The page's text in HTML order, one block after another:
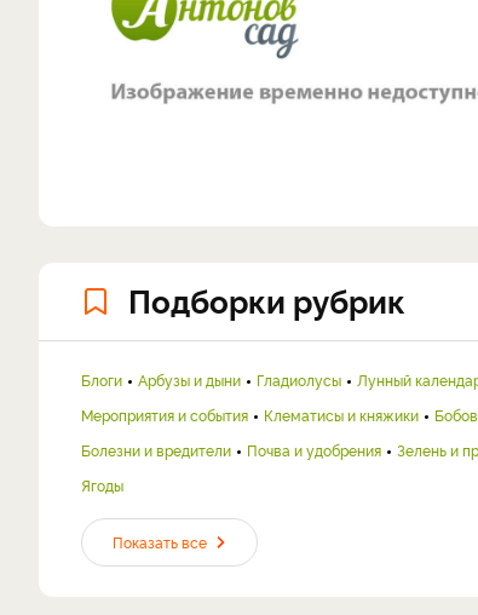
Подборки рубрик
Блоги Арбузы и дыни Гладиолусы Лунный
Мероприятия и события
Клематисы и княжики
Болезни и вредители
Почва и удобрения Зелень и
Ягоды
Показать все